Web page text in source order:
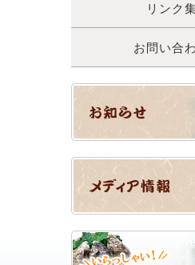
リンク
お問い合